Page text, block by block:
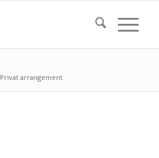
Privat arrangement